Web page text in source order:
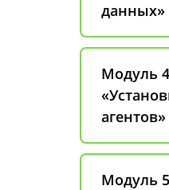
данных»
Модуль 4
агентов»
Модуль 5